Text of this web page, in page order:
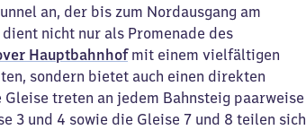
an, der bis zum Nordausgang am
nicht nur als Promenade des
Hauptbahnhofmit einem vielfältigen
sondern bietet auch einen direkten
Gleise treten an jedem Bahnsteig paarweise
3 und 4 sowie die Gleise 7 und 8 teilen sich